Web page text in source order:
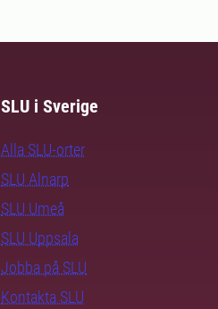
SLU i Sverige
Alla SLU-orter
SLU Alnarp
SLU Umeå
SLU Uppsala
Jobba på SLU
Kontakta SLU